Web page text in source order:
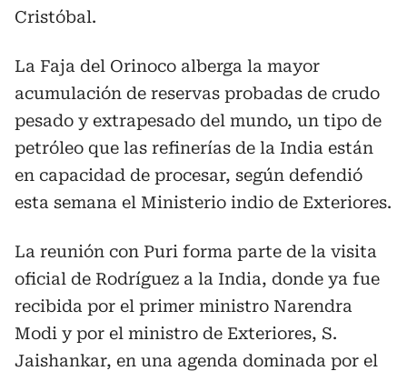
Cristóbal.
La Faja del Orinoco alberga la mayor
acumulación de reservas probadas de crudo
pesado y extrapesado del mundo, un tipo de
petróleo que las refinerías de la India están
en capacidad de procesar, según defendió
esta semana el Ministerio indio de Exteriores.
La reunión con Puri forma parte de la visita
oficial de Rodríguez a la India, donde ya fue
recibida por el primer ministro Narendra
Modi y por el ministro de Exteriores, S.
Jaishankar, en una agenda dominada por el